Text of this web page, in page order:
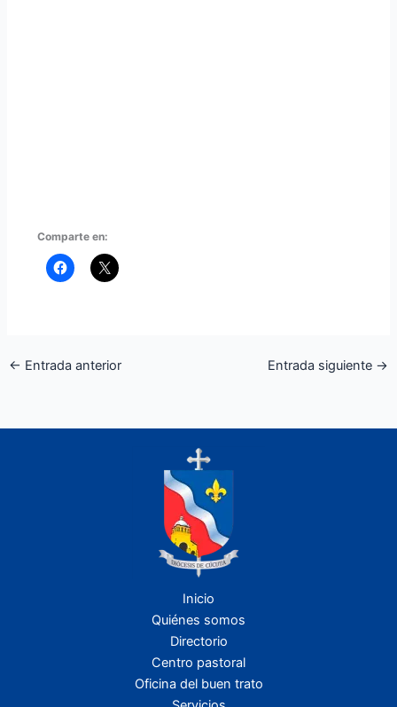
Comparte en:
← Entrada anterior Entrada siguiente →
Inicio
Quiénes somos
Directorio
Centro pastoral
Oficina del buen trato